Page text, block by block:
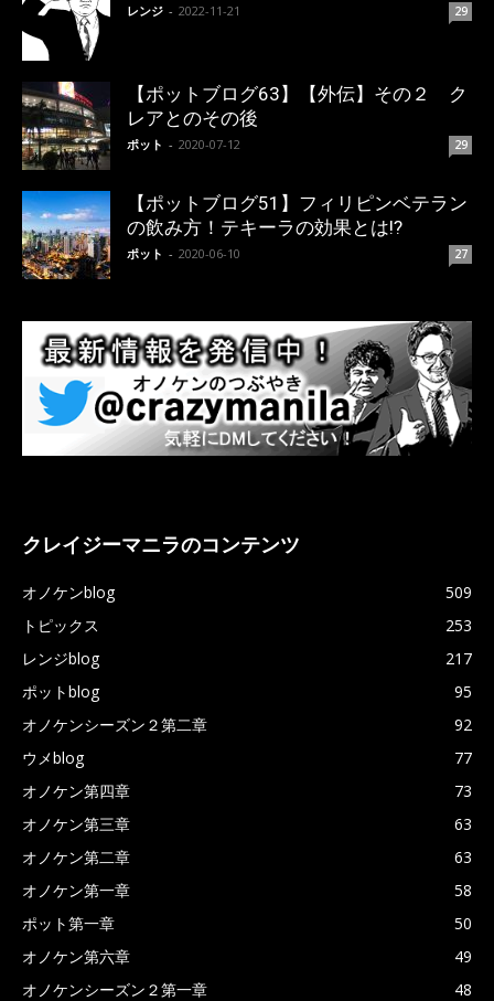
レンジ - 2022-11-21 29
【ポットブログ63】【外伝】その２ ク
レアとのその後
ポット - 2020-07-12 29
【ポットブログ51】フィリピンベテラン
の飲み方！テキーラの効果とは!?
ポット - 2020-06-10 27
クレイジーマニラのコンテンツ
オノケンblog
509
トピックス
253
レンジblog
217
ポットblog
95
オノケンシーズン２第二章
92
ウメblog
77
オノケン第四章
73
オノケン第三章
63
オノケン第二章
63
オノケン第一章
58
ポット第一章
50
オノケン第六章
49
オノケンシーズン２第一章
48